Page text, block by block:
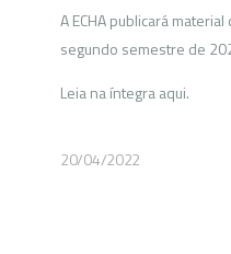
A ECHA publicará
segundo semestre de
Leia na íntegra aqui.
20/04/2022